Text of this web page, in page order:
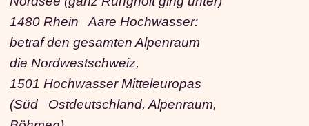
1480 Rhein Aare Hochwasser:
betraf den gesamten Alpenraum
die Nordwestschweiz,
1501 Hochwasser Mitteleuropas
(Süd Ostdeutschland, Alpenraum,